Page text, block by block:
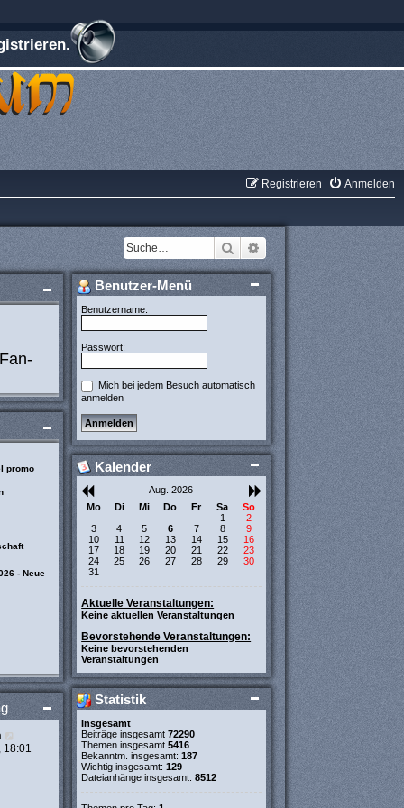
Anmelden
Registrieren
Suche Erweiterte Suche
promo
- Neue
e
18:01
Benutzer-Menü
Benutzername:
Passwort:
Mich bei jedem Besuch automatisch
anmelden
Kalender
Aug. 2026
Mo
Di Mi Do Fr Sa
So
1
2
3
4 5 6 7 8
9
10
11 12 13 14 15
16
17
18 19 20 21 22
23
24
25 26 27 28 29
30
31
Aktuelle Veranstaltungen:
Keine aktuellen Veranstaltungen
Bevorstehende Veranstaltungen:
Keine bevorstehenden
Veranstaltungen
Statistik
Insgesamt
Beiträge insgesamt72290
Themen insgesamt5416
Bekanntm. insgesamt:187
Wichtig insgesamt:129
Dateianhänge insgesamt:8512